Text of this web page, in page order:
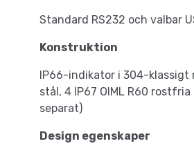
Standard RS232 och valbar
Konstruktion
IP66-indikator i 304-
stål, 4 IP67 OIML R60
separat)
Design egenskaper